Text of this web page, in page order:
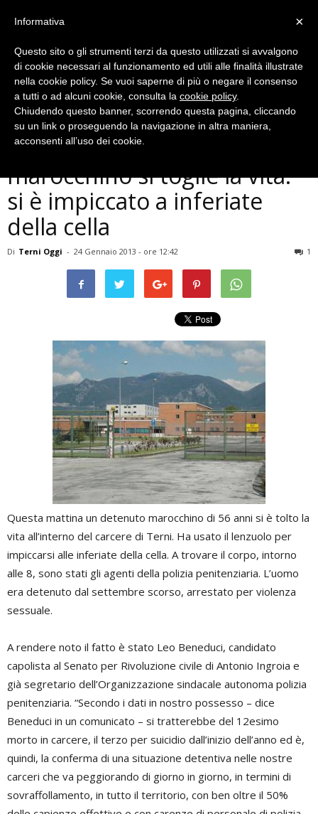
Cronaca
Carcere di Terni, detenuto
marocchino si toglie la vita:
si è impiccato a inferiate
della cella
Di Terni Oggi - 24 Gennaio 2013 - ore 12:42 1
Questa mattina un detenuto marocchino di 56 anni si è tolto la
vita all’interno del carcere di Terni. Ha usato il lenzuolo per
impiccarsi alle inferiate della cella. A trovare il corpo, intorno
alle 8, sono stati gli agenti della polizia penitenziaria. L’uomo
era detenuto dal settembre scorso, arrestato per violenza
sessuale.
A rendere noto il fatto è stato Leo Beneduci, candidato
capolista al Senato per Rivoluzione civile di Antonio Ingroia e
già segretario dell’Organizzazione sindacale autonoma polizia
penitenziaria. “Secondo i dati in nostro possesso – dice
Beneduci in un comunicato – si tratterebbe del 12esimo
morto in carcere, il terzo per suicidio dall’inizio dell’anno ed è,
quindi, la conferma di una situazione detentiva nelle nostre
carceri che va peggiorando di giorno in giorno, in termini di
sovraffollamento, in tutto il territorio, con ben oltre il 50%
×
Informativa
Questo sito o gli strumenti terzi da questo utilizzati si avvalgono
di cookie necessari al funzionamento ed utili alle finalità illustrate
nella cookie policy. Se vuoi saperne di più o negare il consenso
a tutti o ad alcuni cookie, consulta la cookie policy.
Chiudendo questo banner, scorrendo questa pagina, cliccando
su un link o proseguendo la navigazione in altra maniera,
acconsenti all’uso dei cookie.